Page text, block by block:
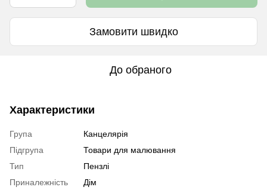
Замовити швидко
До обраного
Характеристики
Група
Канцелярія
Підгрупа
Товари для малювання
Тип
Пензлі
Приналежність
Дім